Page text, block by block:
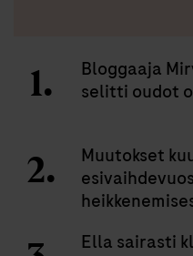
Bloggaaja
selitti oudot
Muutokset
Ella sairasti